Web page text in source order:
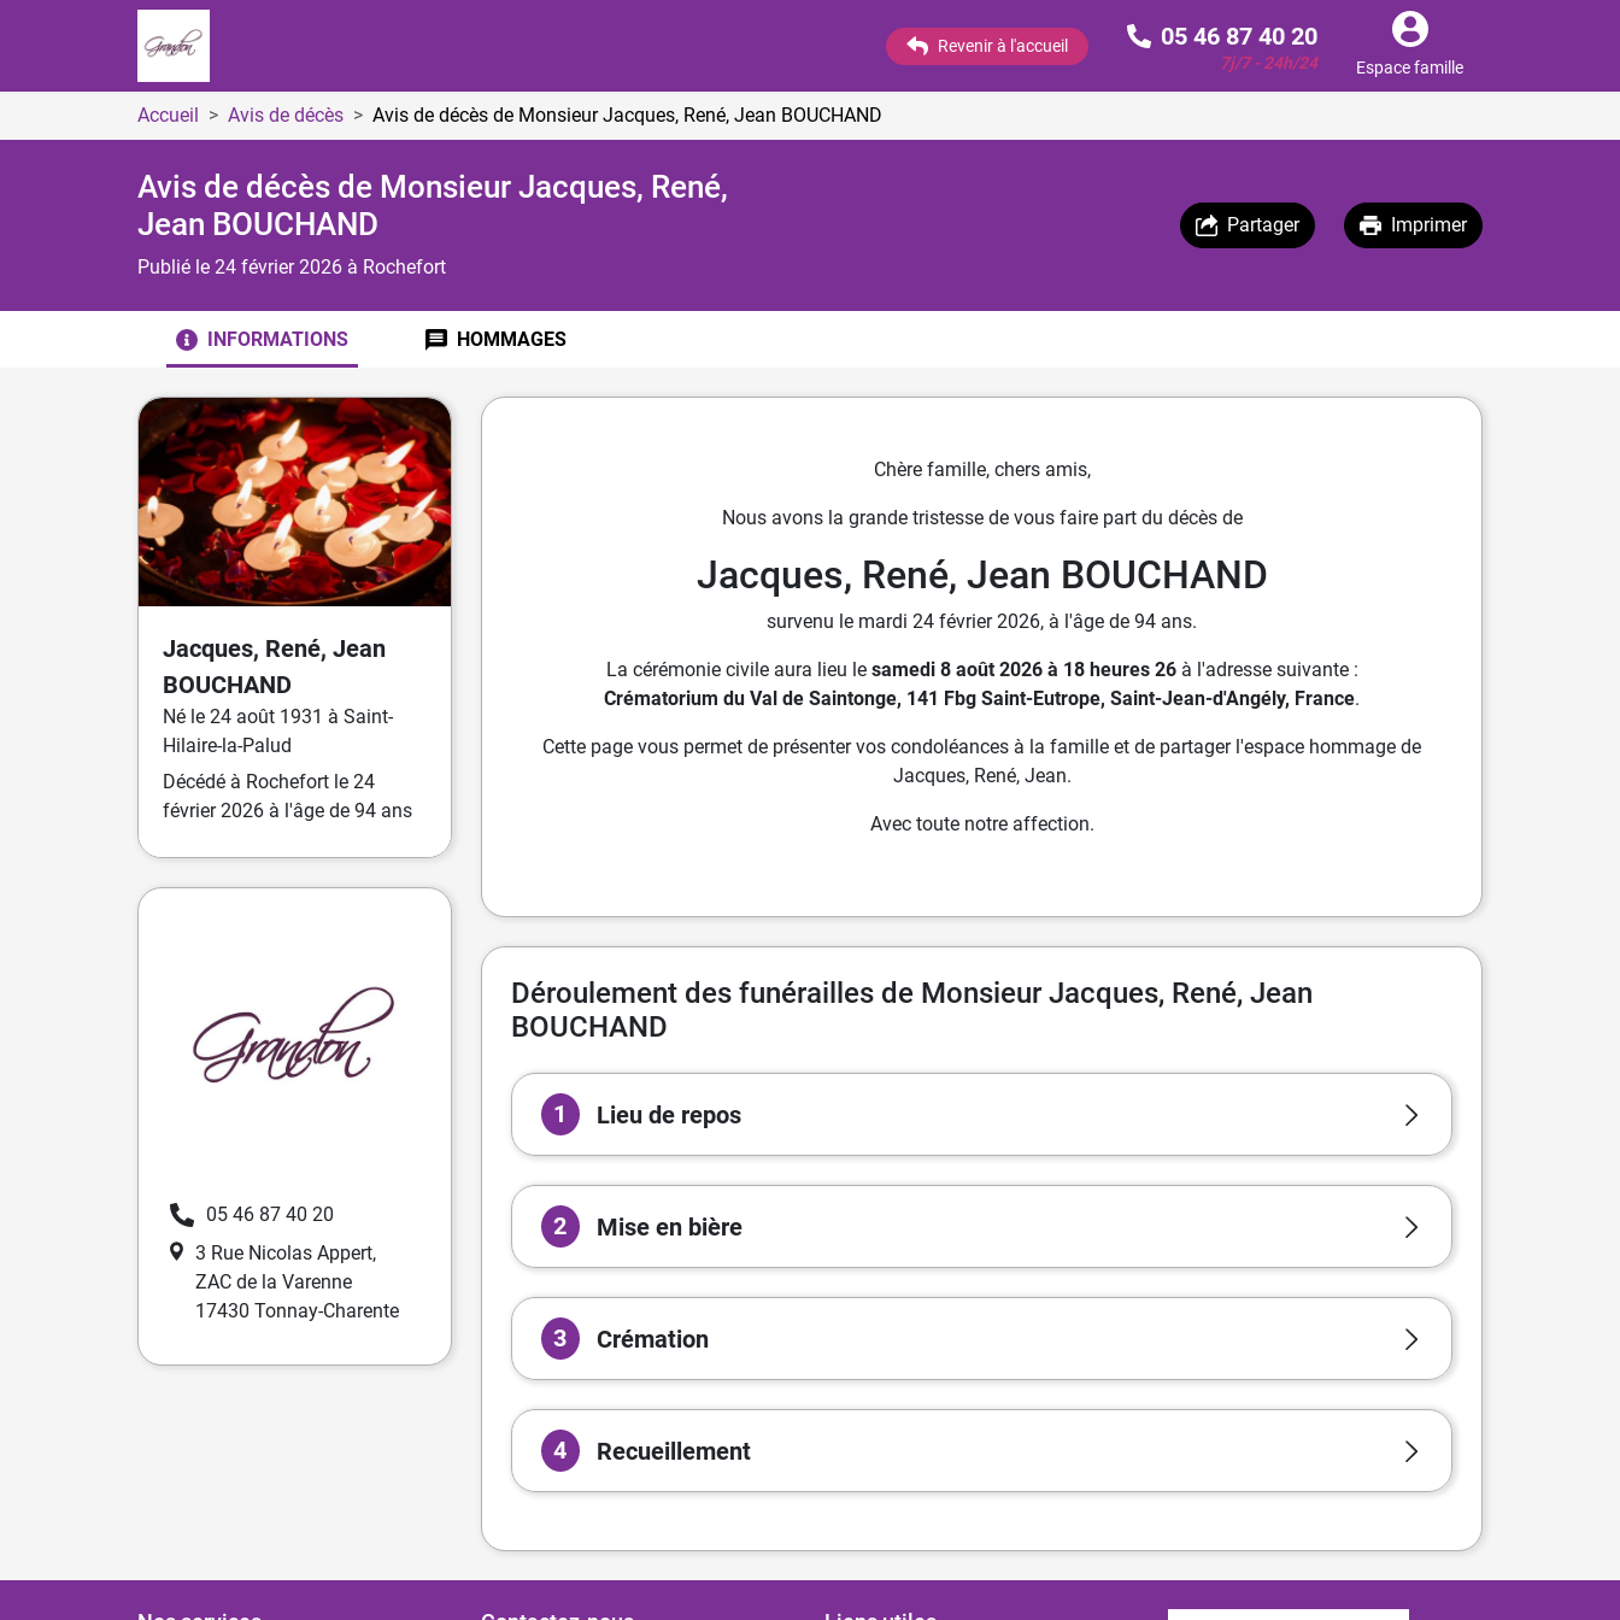
Revenir à l'accueil 05 46 87 40 20
7j/7 - 24h/24 Espace famille
Accueil Avis de décès Avis de décès de Monsieur Jacques, René, Jean BOUCHAND
Avis de décès de Monsieur Jacques, René,
Jean BOUCHAND
Publié le 24 février 2026 à Rochefort
Partager Imprimer
INFORMATIONS HOMMAGES
Jacques, René, Jean
BOUCHAND
Né le 24 août 1931 à Saint-
Hilaire-la-Palud
Décédé à Rochefort le 24
février 2026 à l'âge de 94 ans
05 46 87 40 20
3 Rue Nicolas Appert,
ZAC de la Varenne
17430 Tonnay-Charente
Chère famille, chers amis,
Nous avons la grande tristesse de vous faire part du décès de
Jacques, René, Jean BOUCHAND
survenu le mardi 24 février 2026, à l'âge de 94 ans.
La cérémonie civile aura lieu le samedi 8 août 2026 à 18 heures 26à l'adresse suivante :
Crématorium du Val de Saintonge, 141 Fbg Saint-Eutrope, Saint-Jean-d'Angély, France.
Cette page vous permet de présenter vos condoléances à la famille et de partager l'espace hommage de
Jacques, René, Jean.
Avec toute notre affection.
Déroulement des funérailles de Monsieur Jacques, René, Jean
BOUCHAND
1 Lieu de repos
2 Mise en bière
3 Crémation
4 Recueillement